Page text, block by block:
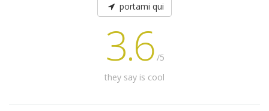
portami qui
3.6 /5
they say is cool